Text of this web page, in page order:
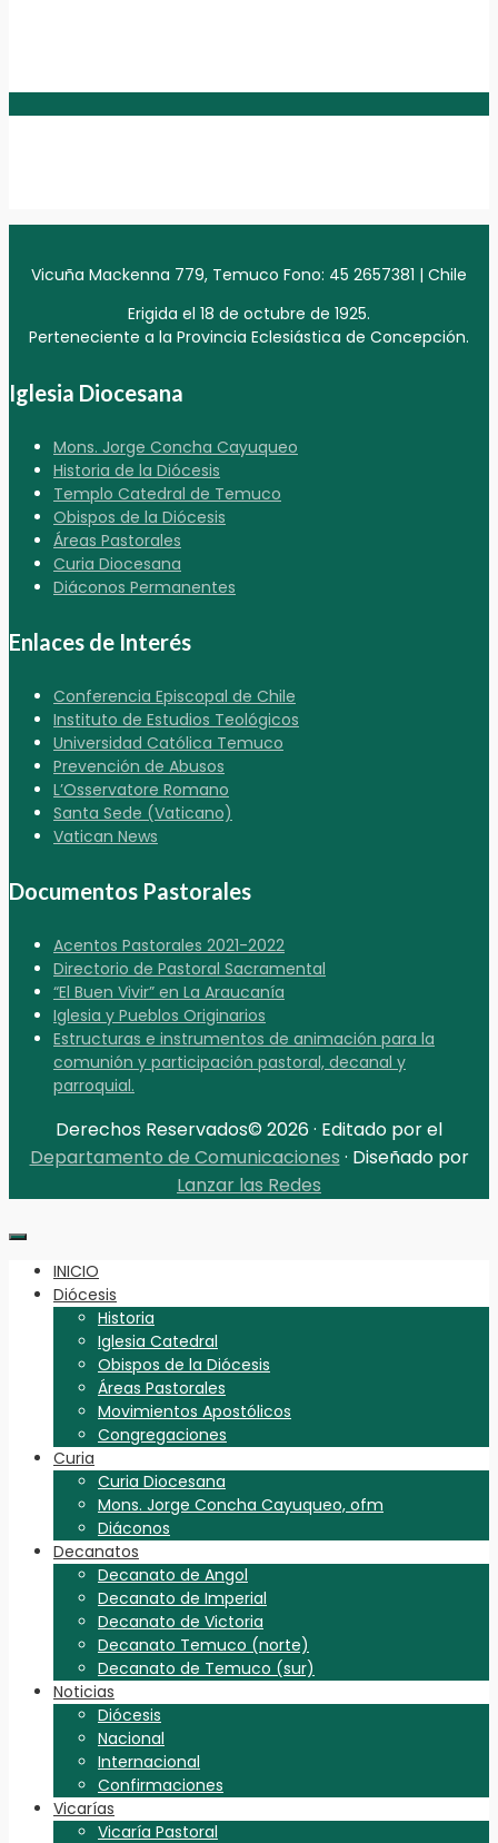
Vicuña Mackenna 779, Temuco Fono: 45 2657381 | Chile
Erigida el 18 de octubre de 1925.
Perteneciente a la Provincia Eclesiástica de Concepción.
Iglesia Diocesana
Mons. Jorge Concha Cayuqueo
Historia de la Diócesis
Templo Catedral de Temuco
Obispos de la Diócesis
Áreas Pastorales
Curia Diocesana
Diáconos Permanentes
Enlaces de Interés
Conferencia Episcopal de Chile
Instituto de Estudios Teológicos
Universidad Católica Temuco
Prevención de Abusos
L’Osservatore Romano
Santa Sede (Vaticano)
Vatican News
Documentos Pastorales
Acentos Pastorales 2021-2022
Directorio de Pastoral Sacramental
“El Buen Vivir” en La Araucanía
Iglesia y Pueblos Originarios
Estructuras e instrumentos de animación para la
comunión y participación pastoral, decanal y
parroquial.
Derechos Reservados© 2026 · Editado por el
Departamento de Comunicaciones · Diseñado por
Lanzar las Redes
INICIO
Diócesis
Historia
Iglesia Catedral
Obispos de la Diócesis
Áreas Pastorales
Movimientos Apostólicos
Congregaciones
Curia
Curia Diocesana
Mons. Jorge Concha Cayuqueo, ofm
Diáconos
Decanatos
Decanato de Angol
Decanato de Imperial
Decanato de Victoria
Decanato Temuco (norte)
Decanato de Temuco (sur)
Noticias
Diócesis
Nacional
Internacional
Confirmaciones
Vicarías
Vicaría Pastoral